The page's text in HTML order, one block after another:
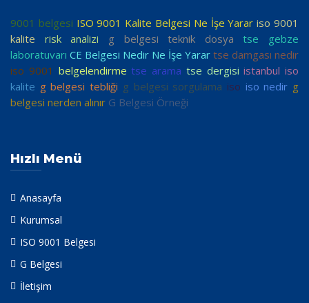
9001 belgesi ISO 9001 Kalite Belgesi Ne İşe Yarar iso 9001
kalite
risk analizi g belgesi teknik dosya
tse gebze
laboratuvarı CE Belgesi Nedir Ne İşe Yarar tse damgası nedir
iso 9001 belgelendirme tse arama tse dergisi istanbul iso
kalite g belgesi tebliği g belgesi sorgulama iso iso nedir g
belgesi nerden alınır G Belgesi Örneği
Hızlı Menü
Anasayfa
Kurumsal
ISO 9001 Belgesi
G Belgesi
İletişim